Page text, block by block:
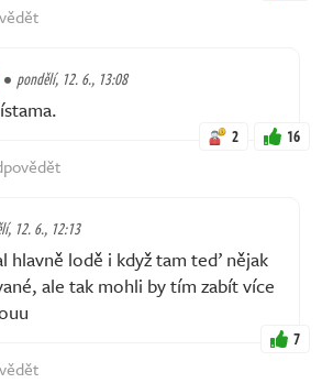
pondělí, 12. 6., 13:08
2 16
12. 6., 12:13
hlavně lodě i když tam teď nějak
ale tak mohli by tím zabít více
7